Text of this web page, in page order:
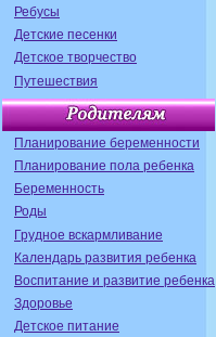
Ребусы
Детские песенки
Детское творчество
Путешествия
Планирование беременности
Планирование пола ребенка
Беременность
Роды
Грудное вскармливание
Календарь развития ребенка
Воспитание и развитие ребенка
Здоровье
Детское питание